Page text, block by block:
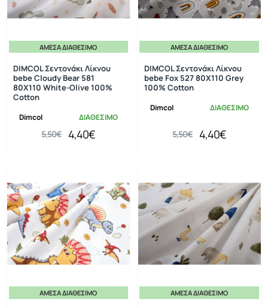
ΆΜΕΣΑ ΔΙΑΘΈΣΙΜΟ
Dimcol ΔΙΑΘΕΣΙΜΟ
DIMCOL Σεντονάκι Λίκνου
bebe Cloudy Bear 581
80X110 White-Olive 100%
Cotton
4,40€
5,50€
ΆΜΕΣΑ ΔΙΑΘΈΣΙΜΟ
Dimcol ΔΙΑΘΕΣΙΜΟ
DIMCOL Σεντονάκι Λίκνου
bebe Fox 527 80X110 Grey
100% Cotton
4,40€
5,50€
ΆΜΕΣΑ ΔΙΑΘΈΣΙΜΟ ΆΜΕΣΑ ΔΙΑΘΈΣΙΜΟ